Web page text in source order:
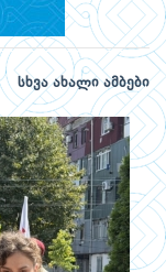
სხვა ახალი ამბები